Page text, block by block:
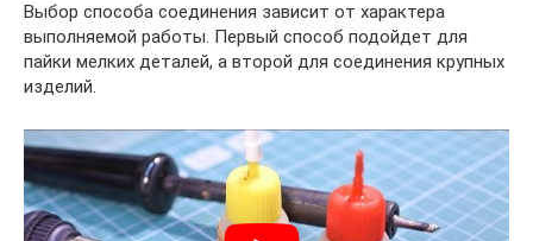
Выбор способа соединения зависит от характера
выполняемой работы. Первый способ подойдет для
пайки мелких деталей, а второй для соединения крупных
изделий.